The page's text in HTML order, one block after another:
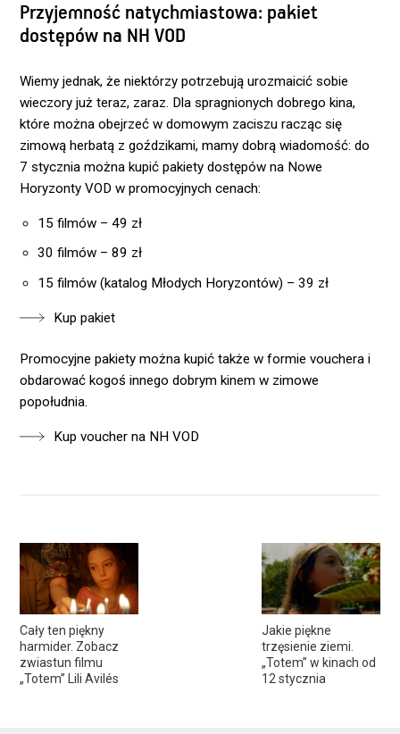
Cały ten piękny
harmider. Zobacz
zwiastun filmu
„Totem” Lili Avilés
Jakie piękne
trzęsienie ziemi.
„Totem” w kinach od
12 stycznia
Przyjemność natychmiastowa: pakiet
dostępów na NH VOD
Wiemy jednak, że niektórzy potrzebują urozmaicić sobie
wieczory już teraz, zaraz. Dla spragnionych dobrego kina,
które można obejrzeć w domowym zaciszu racząc się
zimową herbatą z goździkami, mamy dobrą wiadomość: do
7 stycznia można kupić pakiety dostępów na Nowe
Horyzonty VOD w promocyjnych cenach:
15 filmów – 49 zł
30 filmów – 89 zł
15 filmów (katalog Młodych Horyzontów) – 39 zł
Kup pakiet
Promocyjne pakiety można kupić także w formie vouchera i
obdarować kogoś innego dobrym kinem w zimowe
popołudnia.
Kup voucher na NH VOD